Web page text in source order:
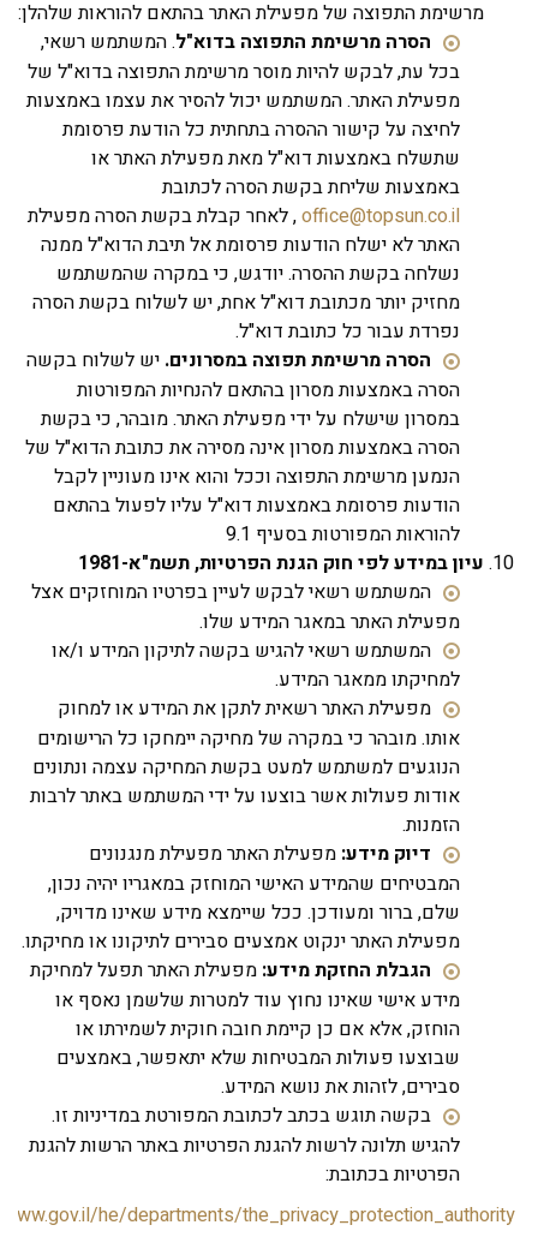
מרשימת התפוצה של מפעילת האתר בהתאם להוראות שלהלן:
הסרה מרשימת התפוצה בדוא"ל. המשתמש רשאי,
בכל עת, לבקש להיות מוסר מרשימת התפוצה בדוא"ל של
מפעילת האתר. המשתמש יכול להסיר את עצמו באמצעות
לחיצה על קישור ההסרה בתחתית כל הודעת פרסומת
שתשלח באמצעות דוא"ל מאת מפעילת האתר או
באמצעות שליחת בקשת הסרה לכתובת
office@topsun.co.il, לאחר קבלת בקשת הסרה מפעילת
האתר לא ישלח הודעות פרסומת אל תיבת הדוא"ל ממנה
נשלחה בקשת ההסרה. יודגש, כי במקרה שהמשתמש
מחזיק יותר מכתובת דוא"ל אחת, יש לשלוח בקשת הסרה
נפרדת עבור כל כתובת דוא"ל.
הסרה מרשימת תפוצה במסרונים.יש לשלוח בקשה
הסרה באמצעות מסרון בהתאם להנחיות המפורטות
במסרון שישלח על ידי מפעילת האתר. מובהר, כי בקשת
הסרה באמצעות מסרון אינה מסירה את כתובת הדוא"ל של
הנמען מרשימת התפוצה וככל והוא אינו מעוניין לקבל
הודעות פרסומת באמצעות דוא"ל עליו לפעול בהתאם
להוראות המפורטות בסעיף 9.1
עיון במידע לפי חוק הגנת הפרטיות, תשמ"א-1981
המשתמש רשאי לבקש לעיין בפרטיו המוחזקים אצל
מפעילת האתר במאגר המידע שלו.
המשתמש רשאי להגיש בקשה לתיקון המידע ו/או
למחיקתו ממאגר המידע.
מפעילת האתר רשאית לתקן את המידע או למחוק
אותו. מובהר כי במקרה של מחיקה יימחקו כל הרישומים
הנוגעים למשתמש למעט בקשת המחיקה עצמה ונתונים
אודות פעולות אשר בוצעו על ידי המשתמש באתר לרבות
הזמנות.
דיוק מידע:מפעילת האתר מפעילת מנגנונים
המבטיחים שהמידע האישי המוחזק במאגריו יהיה נכון,
שלם, ברור ומעודכן. ככל שיימצא מידע שאינו מדויק,
מפעילת האתר ינקוט אמצעים סבירים לתיקונו או מחיקתו.
הגבלת החזקת מידע:מפעילת האתר תפעל למחיקת
מידע אישי שאינו נחוץ עוד למטרות שלשמן נאסף או
הוחזק, אלא אם כן קיימת חובה חוקית לשמירתו או
שבוצעו פעולות המבטיחות שלא יתאפשר, באמצעים
סבירים, לזהות את נושא המידע.
בקשה תוגש בכתב לכתובת המפורטת במדיניות זו.
להגיש תלונה לרשות להגנת הפרטיות באתר הרשות להגנת
הפרטיות בכתובת:
www.gov.il/he/departments/